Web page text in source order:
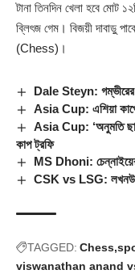
টানা তিনদিন খেলা হবে মোট
ব্লিৎজ গেম। বিজয়ী দাবাড়ু
(Chess)।
Dale Steyn: গম্ভীরের
Asia Cup: এশিয়া কাপে
Asia Cup: ‘অনুমতি
কাপ ট্রফি
MS Dhoni: চেন্নাইয়ের
CSK vs LSG:
TAGGED: Chess
viswanathan anand